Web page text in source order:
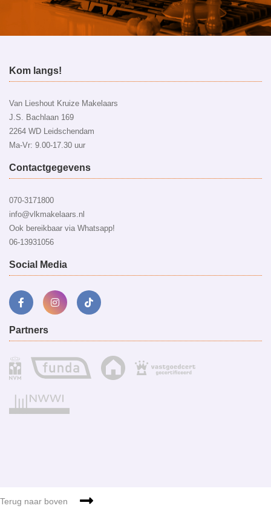
Kom langs!
Van Lieshout Kruize Makelaars
J.S. Bachlaan 169
2264 WD Leidschendam
Ma-Vr: 9.00-17.30 uur
Contactgegevens
070-3171800
info@vlkmakelaars.nl
Ook bereikbaar via Whatsapp!
06-13931056
Social Media
Partners